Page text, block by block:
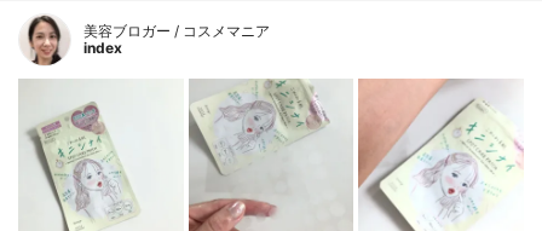
美容ブロガー / コスメマニア
index